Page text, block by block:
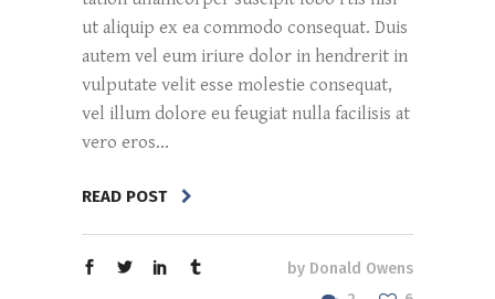
ut aliquip ex ea commodo consequat. Duis
autem vel eum iriure dolor in hendrerit in
vulputate velit esse molestie consequat,
vel illum dolore eu feugiat nulla facilisis at
vero eros...
READ POST
by Donald Owens